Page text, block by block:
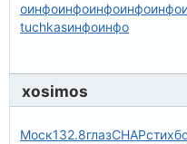
оинфоинфоинфоинфоинфо
tuchkasинфоинфо
xosimos
Моск132.8глазCHAPстих